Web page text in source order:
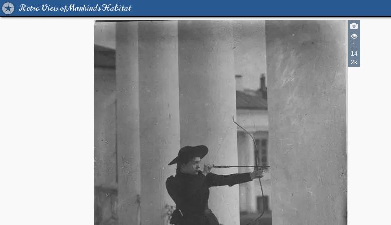
Retro View of Mankind's Habitat
1
14
2k